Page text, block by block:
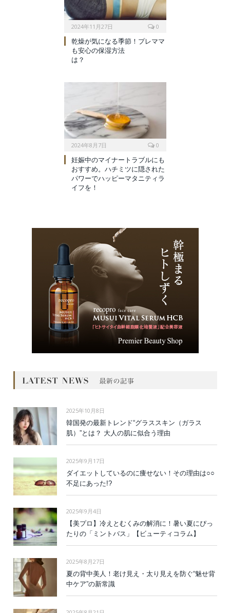
2024年11月27日
0
乾燥が気になる季節！プレママ
も安心の保湿方法
は？
2024年8月7日
0
妊娠中のマイナートラブルにも
おすすめ。ハチミツに隠された
パワーでハッピーマタニティラ
イフを！
2025年10月8日
韓国発の最新トレンド“グラススキン（ガラス
肌）”とは？ 大人の肌に似合う理由
2025年9月17日
ダイエットしているのに痩せない！その理由は○○
不足にあった!?
2025年9月4日
【美プロ】冷えとむくみの解消に！暑い夏にぴっ
たりの「ミントバス」【ビューティコラム】
2025年8月27日
夏の背中美人！老け見え・太り見えを防ぐ“魅せ背
中ケア”の新常識